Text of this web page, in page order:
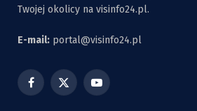
Twojej okolicy na visinfo24.pl.
E-mail: portal@visinfo24.pl
Facebook
X
YouTube